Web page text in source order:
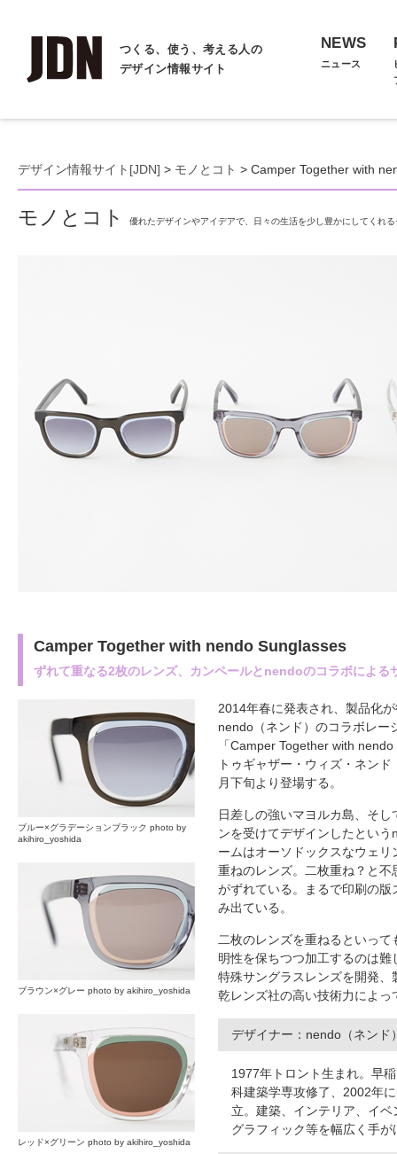
つくる、使う、考える人の
デザイン情報サイト
NEWS
ニュース
デザイン情報サイト[JDN] > モノとコト > Camper Together with
モノとコト 優れたデザインやアイデアで、日々の生活を少し豊かにしてくれ
Camper Together with nendo Sunglasses
ずれて重なる2枚のレンズ、カンペールとnendoのコラボによる
ブルー×グラデーションブラック photo by
akihiro_yoshida
ブラウン×グレー photo by akihiro_yoshida
レッド×グリーン photo by akihiro_yoshida
2014年春に発表され、製品化
nendo（ネンド）のコラボレー
「Camper Together with
トゥギャザー・ウィズ・ネン
月下旬より登場する。
日差しの強いマヨルカ島、そ
ンを受けてデザインしたとい
ームはオーソドックスなウェ
重ねのレンズ。二枚重ね？と
がずれている。まるで印刷の
み出ている。
二枚のレンズを重ねるといっ
明性を保ちつつ加工するのは
特殊サングラスレンズを開発
乾レンズ社の高い技術力によっ
デザイナー：nendo（ネンド
1977年トロント生まれ。早
科建築学専攻修了、2002年
立。建築、インテリア、イ
グラフィック等を幅広く手が